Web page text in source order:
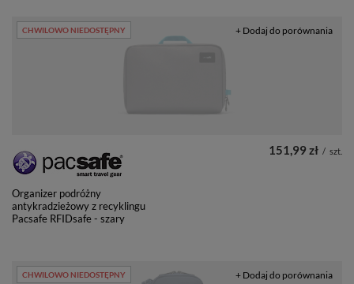
CHWILOWO NIEDOSTĘPNY
Organizer podróżny
antykradzieżowy z recyklingu
Pacsafe RFIDsafe - szary
151,99 zł / szt.
+ Dodaj do porównania
CHWILOWO NIEDOSTĘPNY + Dodaj do porównania